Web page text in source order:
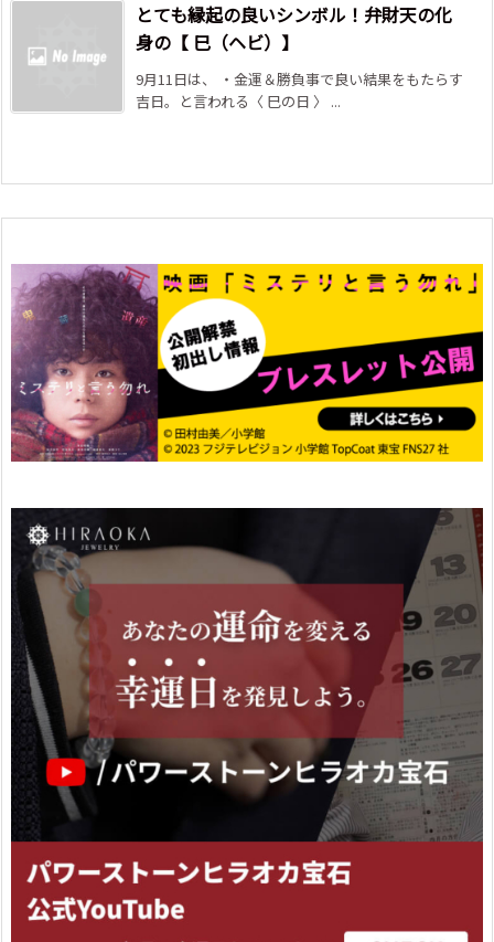
とても縁起の良いシンボル！弁財天の化
身の【 巳（ヘビ）】
9月11日は、 ・金運＆勝負事で良い結果をもたらす
吉日。と言われる〈 巳の日 〉 ...